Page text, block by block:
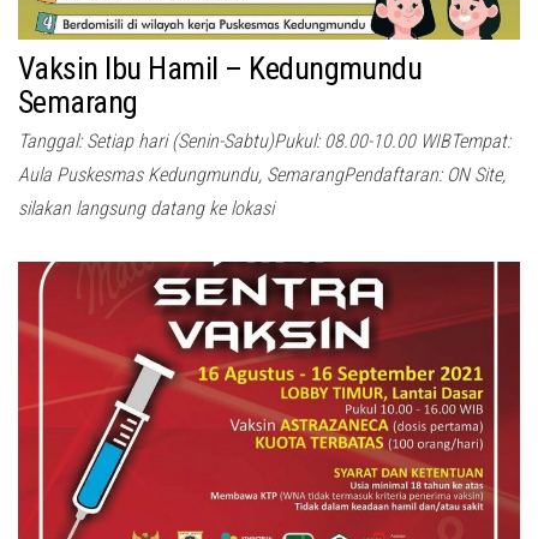
Vaksin Ibu Hamil – Kedungmundu
Semarang
Tanggal: Setiap hari (Senin-Sabtu)Pukul: 08.00-10.00 WIBTempat:
Aula Puskesmas Kedungmundu, SemarangPendaftaran: ON Site,
silakan langsung datang ke lokasi